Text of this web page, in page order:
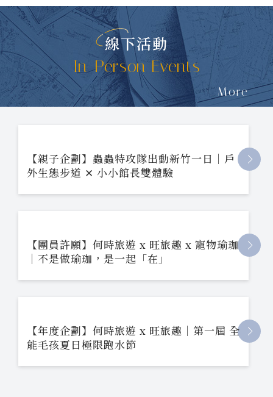
線下活動
In-Person Events
More
【親子企劃】蟲蟲特攻隊出動新竹一日｜戶
外生態步道 ✕ 小小館長雙體驗
【團員許願】何時旅遊 x 旺旅趣 x 寵物瑜珈
｜不是做瑜珈，是一起「在」
【年度企劃】何時旅遊 x 旺旅趣｜第一屆 全
能毛孩夏日極限跑水節